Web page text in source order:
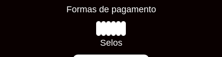
Prazos de EntregaFormas de pagamento
Selos